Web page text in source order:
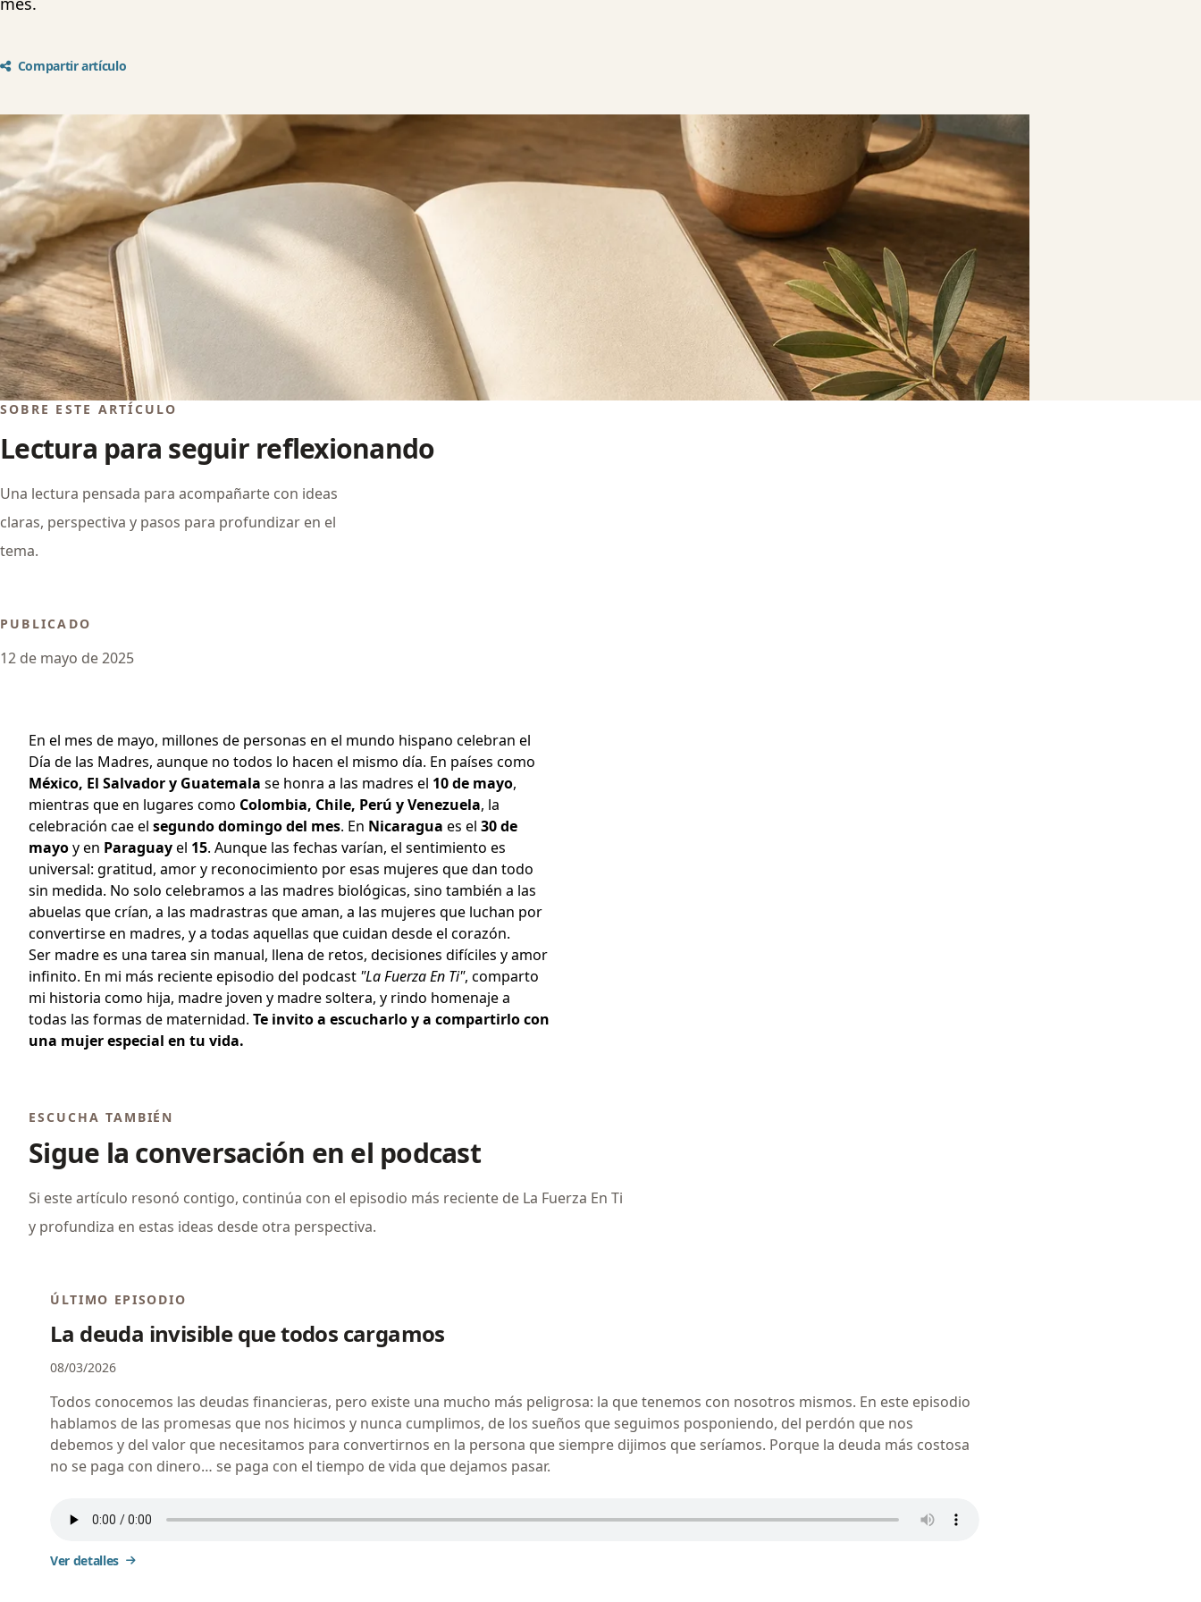
Compartir artículo
SOBRE ESTE ARTÍCULO
Lectura para seguir reflexionando
Una lectura pensada para acompañarte con ideas
claras, perspectiva y pasos para profundizar en el
tema.
PUBLICADO
12 de mayo de 2025
En el mes de mayo, millones de personas en el mundo hispano celebran el
Día de las Madres, aunque no todos lo hacen el mismo día. En países como
México, El Salvador y Guatemala se honra a las madres el 10 de mayo,
mientras que en lugares como Colombia, Chile, Perú y Venezuela, la
celebración cae el segundo domingo del mes. En Nicaragua es el 30 de
mayoy en Paraguayel 15. Aunque las fechas varían, el sentimiento es
universal: gratitud, amor y reconocimiento por esas mujeres que dan todo
sin medida. No solo celebramos a las madres biológicas, sino también a las
abuelas que crían, a las madrastras que aman, a las mujeres que luchan por
convertirse en madres, y a todas aquellas que cuidan desde el corazón.
Ser madre es una tarea sin manual, llena de retos, decisiones difíciles y amor
infinito. En mi más reciente episodio del podcast "La Fuerza En Ti", comparto
mi historia como hija, madre joven y madre soltera, y rindo homenaje a
todas las formas de maternidad. Te invito a escucharlo y a compartirlo con
una mujer especial en tu vida.
ESCUCHA TAMBIÉN
Sigue la conversación en el podcast
Si este artículo resonó contigo, continúa con el episodio más reciente de La Fuerza En Ti
y profundiza en estas ideas desde otra perspectiva.
ÚLTIMO EPISODIO
La deuda invisible que todos cargamos
08/03/2026
Todos conocemos las deudas financieras, pero existe una mucho más peligrosa: la que tenemos con nosotros mismos. En este episodio
hablamos de las promesas que nos hicimos y nunca cumplimos, de los sueños que seguimos posponiendo, del perdón que nos
debemos y del valor que necesitamos para convertirnos en la persona que siempre dijimos que seríamos. Porque la deuda más costosa
no se paga con dinero… se paga con el tiempo de vida que dejamos pasar.
Ver detalles